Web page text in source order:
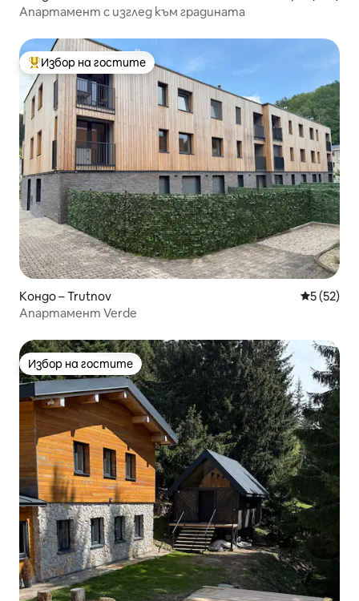
Апартамент с изглед към градината
Най-популярен избор на гостите
Избор на гостите
Кондо – Trutnov Средна
5 (52)
Апартамент Verde
Избор на гостите
Избор на гостите